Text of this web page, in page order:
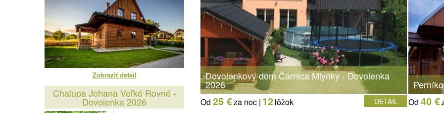
Zobraziť detail
Chalupa Johana Veľké Rovné -
Dovolenka 2026
Dovolenkový dom Čarnica Mlynky - Dovolenka
2026
Od 25 €za noc | 12lôžok DETAIL Od 40 €